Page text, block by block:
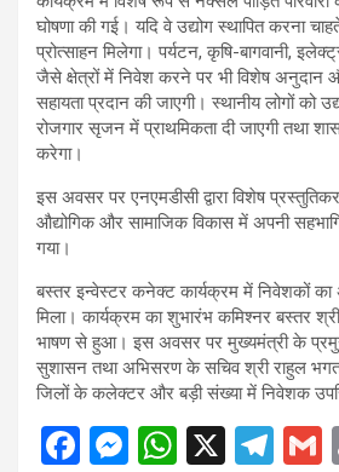
घोषणा की गई। यदि वे उद्योग स्थापित करना
प्रोत्साहन मिलेगा। पर्यटन, कृषि-बागवानी,
जैसे क्षेत्रों में निवेश करने पर भी विशेष अनुदान
सहायता प्रदान की जाएगी। स्थानीय लोगों को
रोजगार सृजन में प्राथमिकता दी जाएगी तथा
करेगा।
इस अवसर पर एनएमडीसी द्वारा विशेष
औद्योगिक और सामाजिक विकास में अपनी
गया।
बस्तर इन्वेस्टर कनेक्ट कार्यक्रम में निवेशकों
मिला। कार्यक्रम का शुभारंभ कमिश्नर बस्तर
भाषण से हुआ। इस अवसर पर मुख्यमंत्री के
सुशासन तथा अभिसरण के सचिव श्री राहुल
जिलों के कलेक्टर और बड़ी संख्या में निवेशक
F
M W X
T